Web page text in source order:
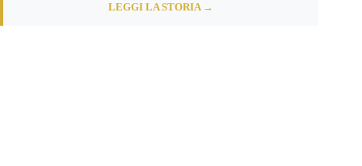
LEGGI LA STORIA →